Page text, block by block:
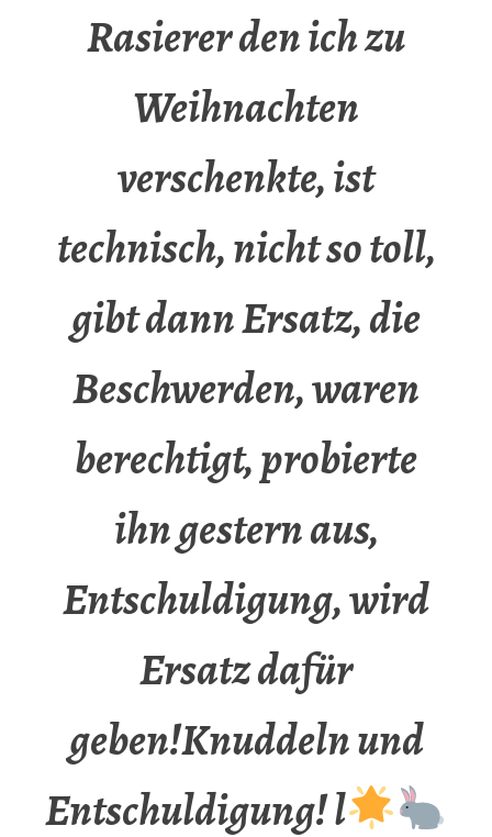
Rasierer den ich zu
Weihnachten
verschenkte, ist
technisch, nicht so toll,
gibt dann Ersatz, die
Beschwerden, waren
berechtigt, probierte
ihn gestern aus,
Entschuldigung, wird
Ersatz dafür
geben!Knuddeln und
Entschuldigung! l